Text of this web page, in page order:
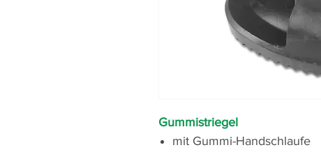
Gummistriegel
mit Gummi-Handschlaufe